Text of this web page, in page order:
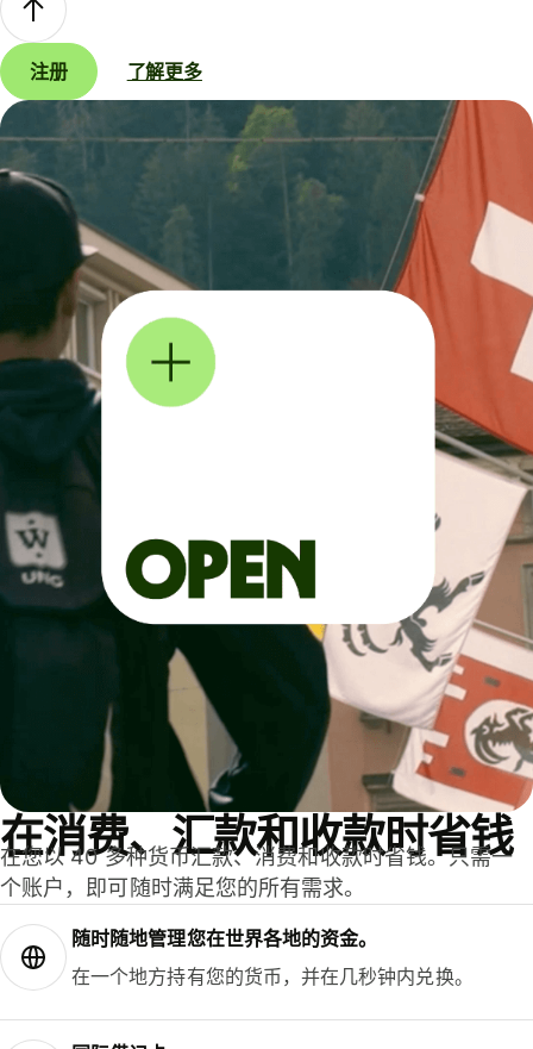
注册 了解更多
在消费、汇款和收款时省钱
在您以 40 多种货币汇款、消费和收款时省钱。只需一
个账户，即可随时满足您的所有需求。
随时随地管理您在世界各地的资金。
在一个地方持有您的货币，并在几秒钟内兑换。